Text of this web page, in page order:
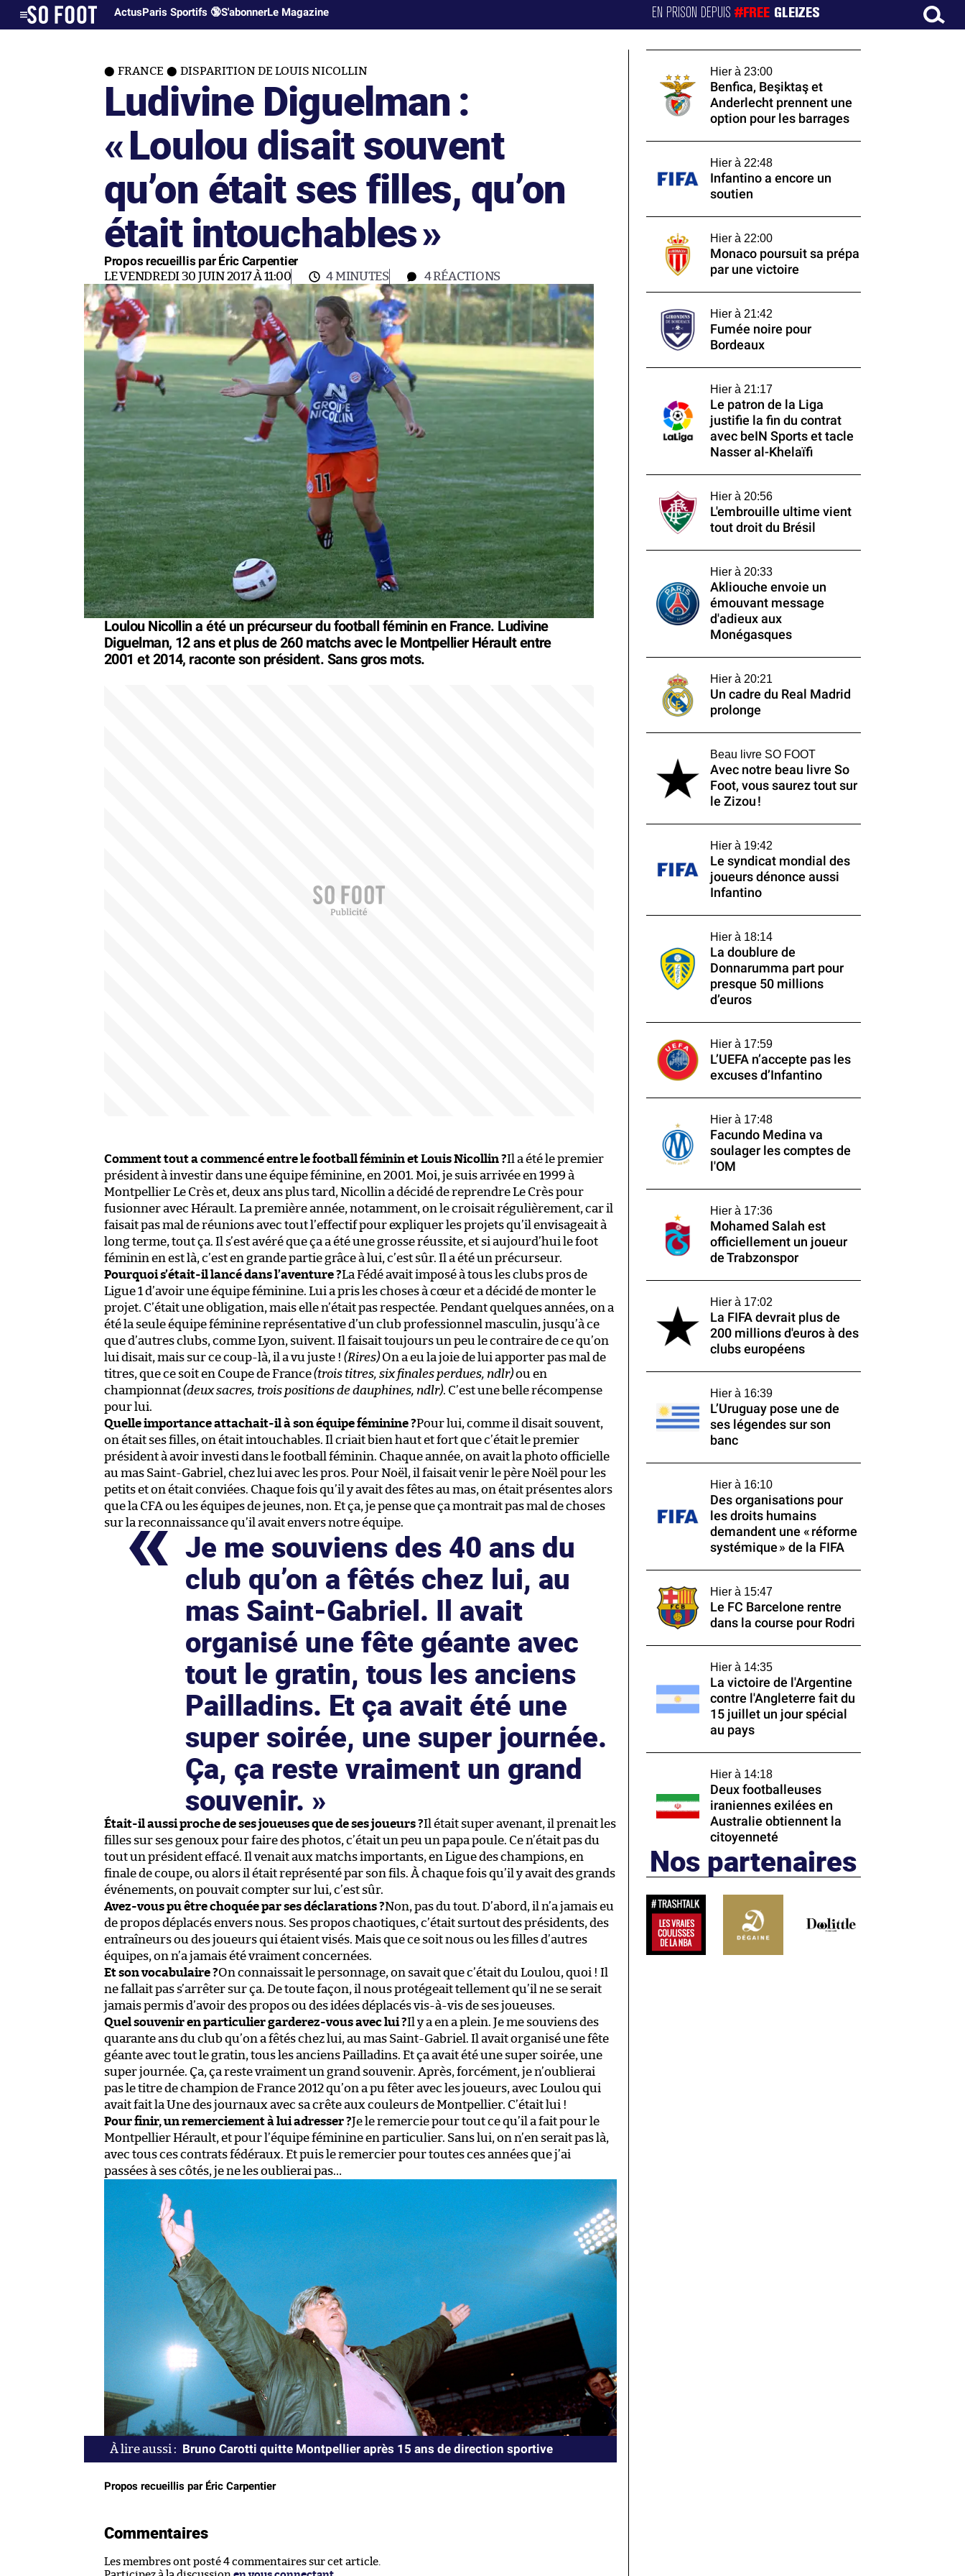
ActusParis Sportifs 🔞S'abonnerLe Magazine EN PRISON DEPUIS#FREE GLEIZES
FRANCE DISPARITION DE LOUIS NICOLLIN
Ludivine Diguelman :
«Loulou disait souvent
qu’on était ses filles, qu’on
était intouchables»
Propos recueillis par Éric Carpentier
LE VENDREDI 30 JUIN 2017 À 11:00 4 MINUTES 4RÉACTIONS
Loulou Nicollin a été un précurseur du football féminin en France. Ludivine
Diguelman, 12 ans et plus de 260 matchs avec le Montpellier Hérault entre
2001 et 2014, raconte son président. Sans gros mots.
Comment tout a commencé entre le football féminin et Louis Nicollin ?Il a été le premier
président à investir dans une équipe féminine, en 2001. Moi, je suis arrivée en 1999 à
Montpellier Le Crès et, deux ans plus tard, Nicollin a décidé de reprendre Le Crès pour
fusionner avec Hérault. La première année, notamment, on le croisait régulièrement, car il
faisait pas mal de réunions avec tout l’effectif pour expliquer les projets qu’il envisageait à
long terme, tout ça. Il s’est avéré que ça a été une grosse réussite, et si aujourd’hui le foot
féminin en est là, c’est en grande partie grâce à lui, c’est sûr. Il a été un précurseur.
Pourquoi s’était-il lancé dans l’aventure ?La Fédé avait imposé à tous les clubs pros de
Ligue 1 d’avoir une équipe féminine. Lui a pris les choses à cœur et a décidé de monter le
projet. C’était une obligation, mais elle n’était pas respectée. Pendant quelques années, on a
été la seule équipe féminine représentative d’un club professionnel masculin, jusqu’à ce
que d’autres clubs, comme Lyon, suivent. Il faisait toujours un peu le contraire de ce qu’on
lui disait, mais sur ce coup-là, il a vu juste ! (Rires) On a eu la joie de lui apporter pas mal de
titres, que ce soit en Coupe de France(trois titres, six finales perdues, ndlr)ou en
championnat(deux sacres, trois positions de dauphines, ndlr). C’est une belle récompense
pour lui.
Quelle importance attachait-il à son équipe féminine ?Pour lui, comme il disait souvent,
on était ses filles, on était intouchables. Il criait bien haut et fort que c’était le premier
président à avoir investi dans le football féminin. Chaque année, on avait la photo officielle
au mas Saint-Gabriel, chez lui avec les pros. Pour Noël, il faisait venir le père Noël pour les
petits et on était conviées. Chaque fois qu’il y avait des fêtes au mas, on était présentes alors
que la CFA ou les équipes de jeunes, non. Et ça, je pense que ça montrait pas mal de choses
sur la reconnaissance qu’il avait envers notre équipe.
Je me souviens des 40 ans du
club qu’on a fêtés chez lui, au
mas Saint-Gabriel. Il avait
organisé une fête géante avec
tout le gratin, tous les anciens
Pailladins. Et ça avait été une
super soirée, une super journée.
Ça, ça reste vraiment un grand
souvenir.
Était-il aussi proche de ses joueuses que de ses joueurs ?Il était super avenant, il prenait les
filles sur ses genoux pour faire des photos, c’était un peu un papa poule. Ce n’était pas du
tout un président effacé. Il venait aux matchs importants, en Ligue des champions, en
finale de coupe, ou alors il était représenté par son fils. À chaque fois qu’il y avait des grands
événements, on pouvait compter sur lui, c’est sûr.
Avez-vous pu être choquée par ses déclarations ?Non, pas du tout. D’abord, il n’a jamais eu
de propos déplacés envers nous. Ses propos chaotiques, c’était surtout des présidents, des
entraîneurs ou des joueurs qui étaient visés. Mais que ce soit nous ou les filles d’autres
équipes, on n’a jamais été vraiment concernées.
Et son vocabulaire ?On connaissait le personnage, on savait que c’était du Loulou, quoi ! Il
ne fallait pas s’arrêter sur ça. De toute façon, il nous protégeait tellement qu’il ne se serait
jamais permis d’avoir des propos ou des idées déplacés vis-à-vis de ses joueuses.
Quel souvenir en particulier garderez-vous avec lui ?Il y a en a plein. Je me souviens des
quarante ans du club qu’on a fêtés chez lui, au mas Saint-Gabriel. Il avait organisé une fête
géante avec tout le gratin, tous les anciens Pailladins. Et ça avait été une super soirée, une
super journée. Ça, ça reste vraiment un grand souvenir. Après, forcément, je n’oublierai
pas le titre de champion de France 2012 qu’on a pu fêter avec les joueurs, avec Loulou qui
avait fait la Une des journaux avec sa crête aux couleurs de Montpellier. C’était lui !
Pour finir, un remerciement à lui adresser ?Je le remercie pour tout ce qu’il a fait pour le
Montpellier Hérault, et pour l’équipe féminine en particulier. Sans lui, on n’en serait pas là,
avec tous ces contrats fédéraux. Et puis le remercier pour toutes ces années que j’ai
passées à ses côtés, je ne les oublierai pas…
Bruno Carotti quitte Montpellier après 15 ans de direction sportive
Propos recueillis par Éric Carpentier
Commentaires
Les membres ont posté 4 commentaires sur cet article.
Hier à 23:00
Benfica, Beşiktaş et
Anderlecht prennent une
option pour les barrages
Hier à 22:48
Infantino a encore un
soutien
Hier à 22:00
Monaco poursuit sa prépa
par une victoire
Hier à 21:42
Fumée noire pour
Bordeaux
Hier à 21:17
Le patron de la Liga
justifie la fin du contrat
avec beIN Sports et tacle
Nasser al-Khelaïfi
Hier à 20:56
L'embrouille ultime vient
tout droit du Brésil
Hier à 20:33
Akliouche envoie un
émouvant message
d'adieux aux
Monégasques
Hier à 20:21
Un cadre du Real Madrid
prolonge
Beau livre SO FOOT
Avec notre beau livre So
Foot, vous saurez tout sur
le Zizou !
Hier à 19:42
Le syndicat mondial des
joueurs dénonce aussi
Infantino
Hier à 18:14
La doublure de
Donnarumma part pour
presque 50 millions
d’euros
Hier à 17:59
L’UEFA n’accepte pas les
excuses d’Infantino
Hier à 17:48
Facundo Medina va
soulager les comptes de
l'OM
Hier à 17:36
Mohamed Salah est
officiellement un joueur
de Trabzonspor
Hier à 17:02
La FIFA devrait plus de
200 millions d'euros à des
clubs européens
Hier à 16:39
L’Uruguay pose une de
ses légendes sur son
banc
Hier à 16:10
Des organisations pour
les droits humains
demandent une « réforme
systémique » de la FIFA
Hier à 15:47
Le FC Barcelone rentre
dans la course pour Rodri
Hier à 14:35
La victoire de l'Argentine
contre l'Angleterre fait du
15 juillet un jour spécial
au pays
Hier à 14:18
Deux footballeuses
iraniennes exilées en
Australie obtiennent la
citoyenneté
Nos partenaires